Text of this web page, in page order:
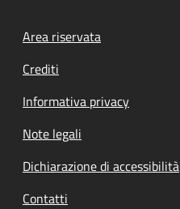
Footer menu
Area riservata
Crediti
Informativa privacy
Note legali
Dichiarazione di accessibilità
Contatti